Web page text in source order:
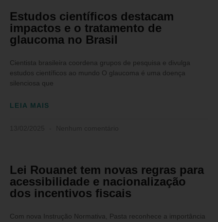
Estudos científicos destacam
impactos e o tratamento de
glaucoma no Brasil
Cientista brasileira coordena grupos de pesquisa e divulga
estudos científicos ao mundo O glaucoma é uma doença
silenciosa que
LEIA MAIS
Lei Rouanet tem novas regras para
acessibilidade e nacionalização
dos incentivos fiscais
Com nova Instrução Normativa, Pasta reconhece a importância